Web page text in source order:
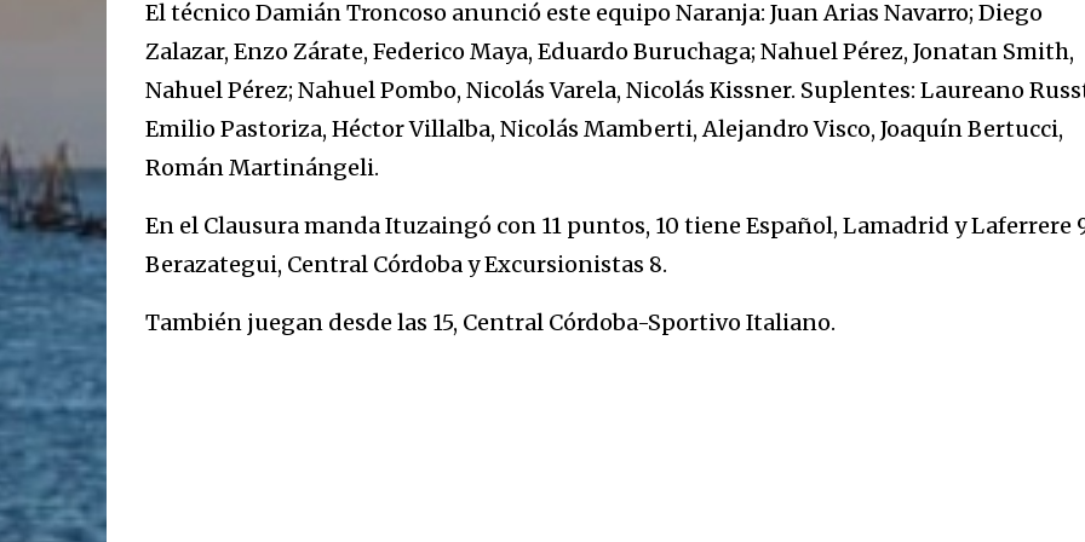
El técnico Damián Troncoso anunció este equipo Naranja: Juan Arias Navarro; Diego
Zalazar, Enzo Zárate, Federico Maya, Eduardo Buruchaga; Nahuel Pérez, Jonatan Smith,
Nahuel Pérez; Nahuel Pombo, Nicolás Varela, Nicolás Kissner. Suplentes: Laureano
Emilio Pastoriza, Héctor Villalba, Nicolás Mamberti, Alejandro Visco, Joaquín Bertucci,
Román Martinángeli.
En el Clausura manda Ituzaingó con 11 puntos, 10 tiene Español, Lamadrid y Laferrere
Berazategui, Central Córdoba y Excursionistas 8.
También juegan desde las 15, Central Córdoba-Sportivo Italiano.